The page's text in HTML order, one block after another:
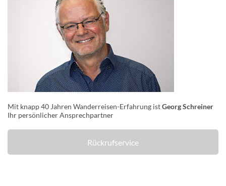
Mit knapp 40 Jahren Wanderreisen-Erfahrung istGeorg Schreiner
Ihr persönlicher Ansprechpartner
Rückrufservice